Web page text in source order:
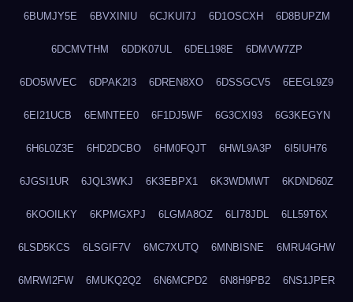
6BUMJY5E 6BVXINIU 6CJKUI7J 6D1OSCXH 6D8BUPZM
6DCMVTHM 6DDK07UL 6DEL198E 6DMVW7ZP
6DO5WVEC 6DPAK2I3 6DREN8XO 6DSSGCV5 6EEGL9Z9
6EI21UCB 6EMNTEE0 6F1DJ5WF 6G3CXI93 6G3KEGYN
6H6L0Z3E 6HD2DCBO 6HM0FQJT 6HWL9A3P 6I5IUH76
6JGSI1UR 6JQL3WKJ 6K3EBPX1 6K3WDMWT 6KDND60Z
6KOOILKY 6KPMGXPJ 6LGMA8OZ 6LI78JDL 6LL59T6X
6LSD5KCS 6LSGIF7V 6MC7XUTQ 6MNBISNE 6MRU4GHW
6MRWI2FW 6MUKQ2Q2 6N6MCPD2 6N8H9PB2 6NS1JPER